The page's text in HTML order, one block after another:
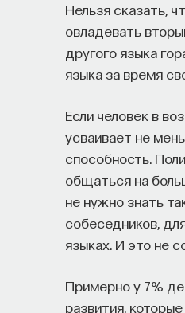
Нельзя сказать,
овладевать
другого языка
языка за время
Если человек в
усваивает не
способность.
общаться на
не нужно знать
собеседников,
языках. И это не
Примерно у 7%
развития,